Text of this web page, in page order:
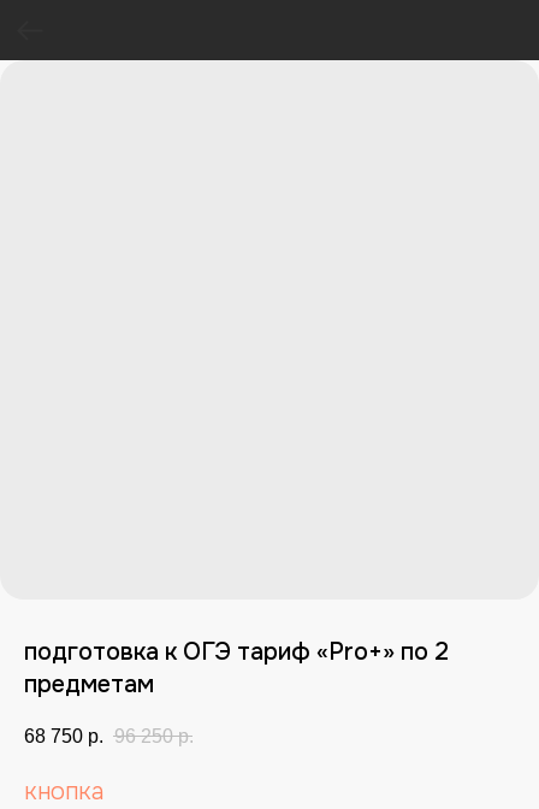
подготовка к ОГЭ тариф «Pro+» по 2
предметам
68 750 р. 96 250 р.
кнопка